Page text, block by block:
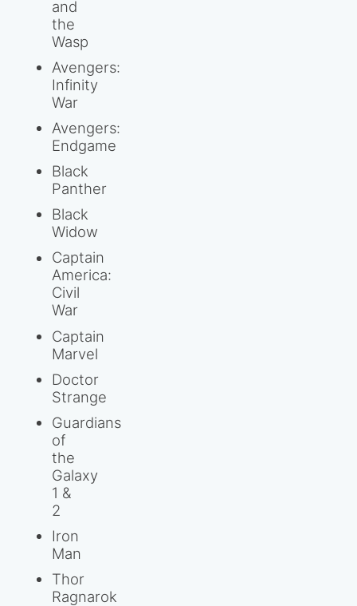
and
the
Wasp
Avengers:
Infinity
War
Avengers:
Endgame
Black
Panther
Black
Widow
Captain
America:
Civil
War
Captain
Marvel
Doctor
Strange
Guardians
of
the
Galaxy
1 &
2
Iron
Man
Thor
Ragnarok